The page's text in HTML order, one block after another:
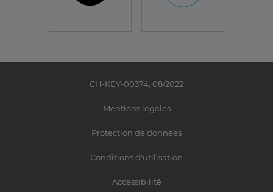
Mentions légales
Protection de données
Conditions d'utilisation
Accessibilité
CH-KEY-00374, 08/2022